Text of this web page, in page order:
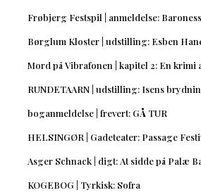
Frøbjerg Festspil | anmeldelse:
Børglum Kloster | udstilling: Esben
Mord på Vibrafonen | kapitel 2: En krimi
RUNDETAARN | udstilling: Isens
boganmeldelse | frevert: GÅ TUR
HELSINGØR | Gadeteater: Passage
Asger Schnack | digt: At sidde på Palæ
KOGEBOG | Tyrkisk: Sofra